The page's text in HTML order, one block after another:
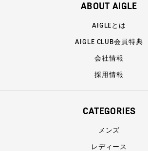
ABOUT AIGLE
AIGLEとは
AIGLE CLUB会員特典
会社情報
採用情報
CATEGORIES
メンズ
レディース